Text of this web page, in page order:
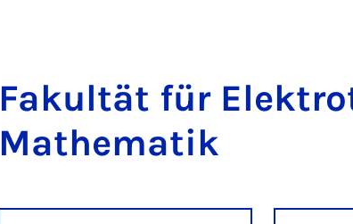
Fa­kul­tät für
Ma­the­ma­tik